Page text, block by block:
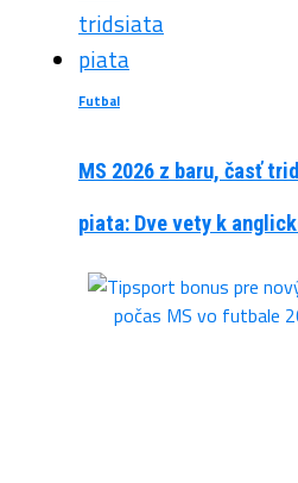
Futbal
MS 2026 z baru, časť
piata: Dve vety k